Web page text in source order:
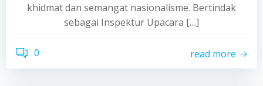
khidmat dan semangat nasionalisme. Bertindak
sebagai Inspektur Upacara […]
0 read more